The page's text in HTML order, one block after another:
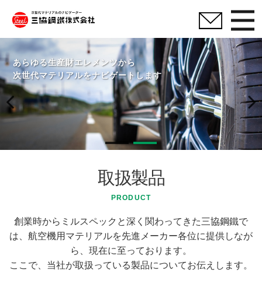
あらゆる生産財エレメンツから
次世代マテリアルをナビゲートします
Previous Next
取扱製品
PRODUCT
創業時からミルスペックと深く関わってきた三協鋼鐵で
は、航空機用マテリアルを先進メーカー各位に提供しなが
ら、現在に至っております。
ここで、当社が取扱っている製品についてお伝えします。